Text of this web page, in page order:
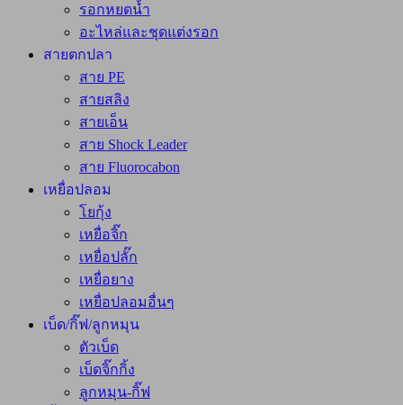
รอกหยดน้ำ
อะไหล่และชุดแต่งรอก
สายตกปลา
สาย PE
สายสลิง
สายเอ็น
สาย Shock Leader
สาย Fluorocabon
เหยื่อปลอม
โยกุ้ง
เหยื่อจิ๊ก
เหยื่อปลั๊ก
เหยื่อยาง
เหยื่อปลอมอื่นๆ
เบ็ด/กิ๊ฟ/ลูกหมุน
ตัวเบ็ด
เบ็ดจิ๊กกิ้ง
ลูกหมุน-กิ๊ฟ